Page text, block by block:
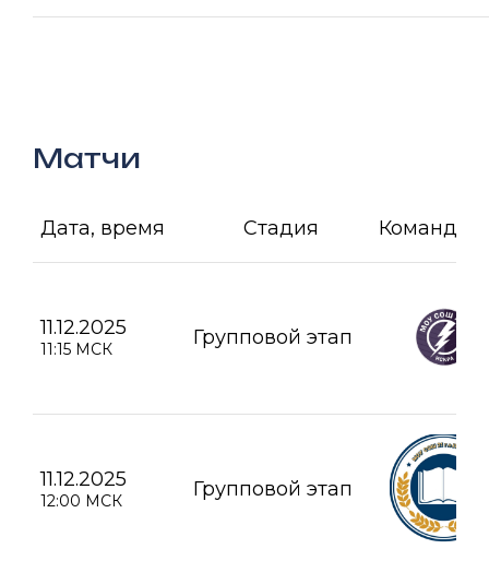
Матчи
Дата, время Стадия Команда А
11.12.2025
11:15 МСК Групповой этап
11.12.2025
12:00 МСК Групповой этап